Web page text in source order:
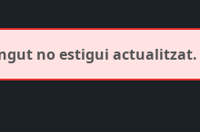
no estigui actualitzat.